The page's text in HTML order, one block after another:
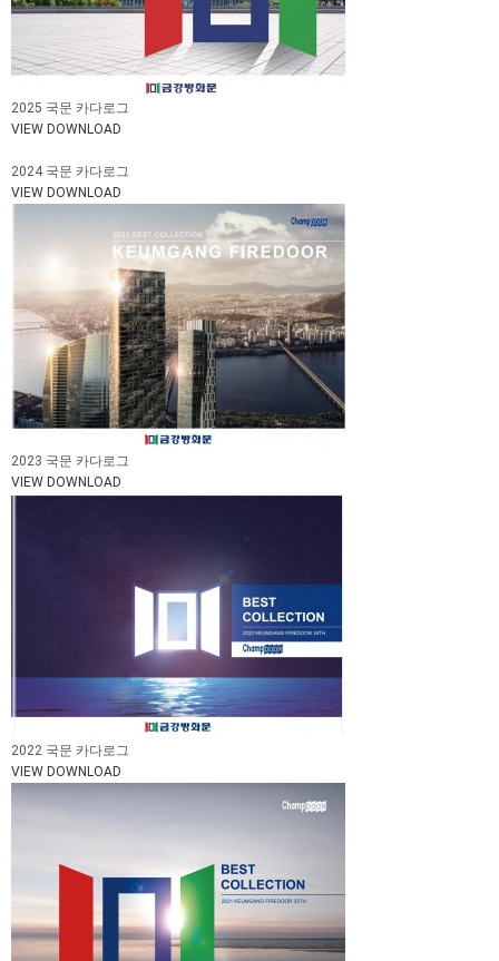
2025 국문 카다로그
VIEW DOWNLOAD
2024 국문 카다로그
VIEW DOWNLOAD
2023 국문 카다로그
VIEW DOWNLOAD
2022 국문 카다로그
VIEW DOWNLOAD